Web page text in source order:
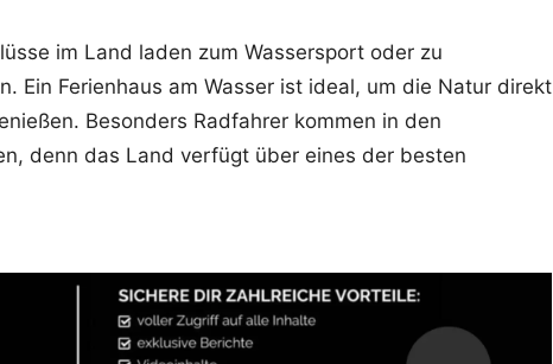
im Land laden zum Wassersport oder zu
Ein Ferienhaus am Wasser ist ideal, um die Natur direkt
Besonders Radfahrer kommen in den
denn das Land verfügt über eines der besten